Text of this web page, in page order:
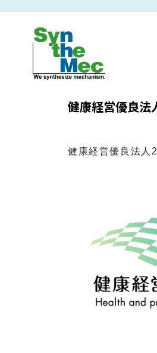
健康経営優良法
健康経営優良法人